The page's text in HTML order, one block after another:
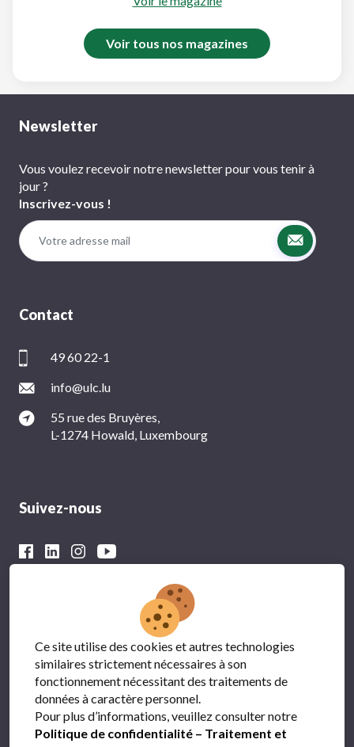
Voir tous nos magazines
Newsletter
Vous voulez recevoir notre newsletter pour vous tenir à
jour ?
Inscrivez-vous !
Contact
49 60 22-1
info@ulc.lu
55 rue des Bruyères,
L-1274 Howald, Luxembourg
Suivez-nous
Avec le soutien financier du
Ce site utilise des cookies et autres technologies
similaires strictement nécessaires à son
fonctionnement nécessitant des traitements de
données à caractère personnel.
Pour plus d’informations, veuillez consulter notre
Politique de confidentialité – Traitement et